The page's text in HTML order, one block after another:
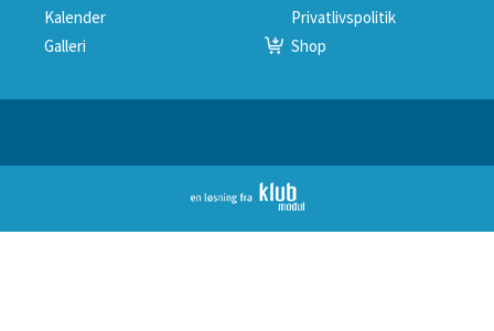
Kalender
Privatlivspolitik
Galleri
Shop